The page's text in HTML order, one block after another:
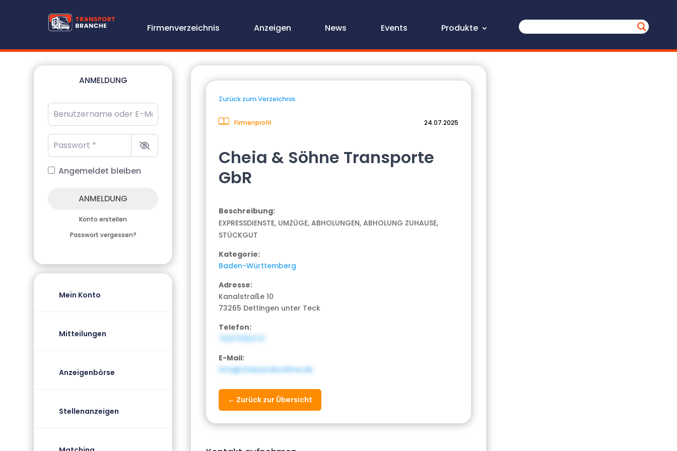
Firmenverzeichnis Anzeigen News Events Produkte
ANMELDUNG
Benutzername oder E-Mail-Adresse
Passwort
Angemeldet bleiben
ANMELDUNG
Konto erstellen
Passwort vergessen?
Mein Konto
Mitteilungen
Anzeigenbörse
Stellenanzeigen
Zurück zum Verzeichnis.
Firmenprofil 24.07.2025
Cheia & Söhne Transporte
GbR
Beschreibung:
EXPRESSDIENSTE, UMZÜGE, ABHOLUNGEN, ABHOLUNG ZUHAUSE,
STÜCKGUT
Kategorie:
Baden-Württemberg
Adresse:
Kanalstraße 10
73265 Dettingen unter Teck
Telefon:
70217315273
E-Mail:
info@cheiaundsoehne.de
← Zurück zur Übersicht